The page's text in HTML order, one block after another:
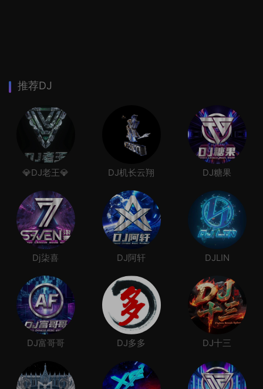
推荐DJ
💎DJ老王💎 DJ机长云翔 DJ糖果
Dj柒喜 DJ阿轩 DJLIN
DJ富哥哥 DJ多多 DJ十三